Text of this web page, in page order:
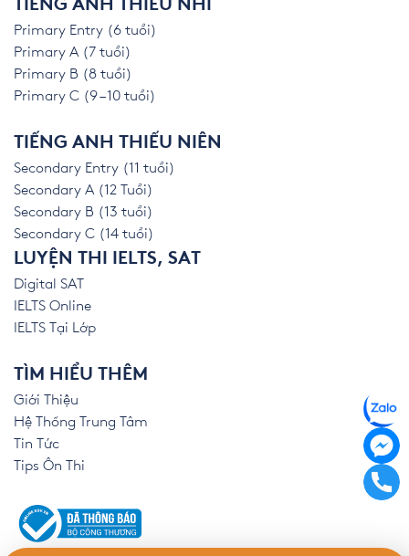
TIẾNG ANH THIẾU NHI
Primary Entry (6 tuổi)
Primary A (7 tuổi)
Primary B (8 tuổi)
Primary C (9 – 10 tuổi)
TIẾNG ANH THIẾU NIÊN
Secondary Entry (11 tuổi)
Secondary A (12 Tuổi)
Secondary B (13 tuổi)
Secondary C (14 tuổi)
LUYỆN THI IELTS, SAT
Digital SAT
IELTS Online
IELTS Tại Lớp
TÌM HIỂU THÊM
Giới Thiệu
Hệ Thống Trung Tâm
Tin Tức
Tips Ôn Thi